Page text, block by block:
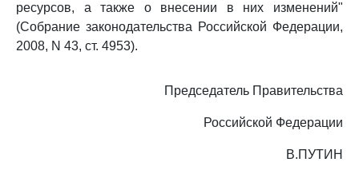
ресурсов, а также о внесении в них изменений"
(Собрание законодательства Российской Федерации,
2008, N 43, ст. 4953).
Председатель Правительства
Российской Федерации
В.ПУТИН